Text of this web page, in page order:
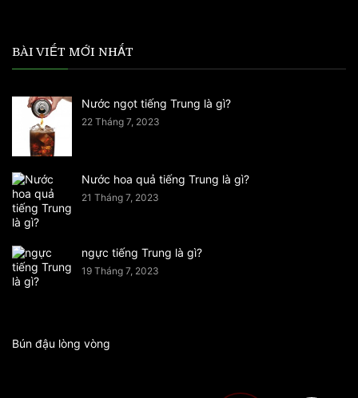
BÀI VIẾT MỚI NHẤT
Nước ngọt tiếng Trung là gì?
22 Tháng 7, 2023
Nước hoa quả tiếng Trung là gì?
21 Tháng 7, 2023
ngực tiếng Trung là gì?
19 Tháng 7, 2023
Bún đậu lòng vòng